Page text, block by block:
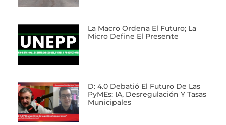
La Macro Ordena El Futuro; La
Micro Define El Presente
D: 4.0 Debatió El Futuro De Las
PyMEs: IA, Desregulación Y Tasas
Municipales